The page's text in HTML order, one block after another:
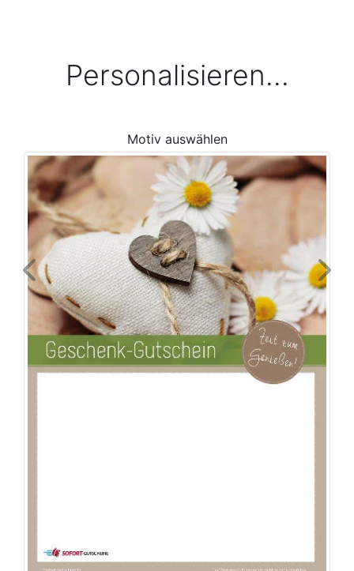
Personalisieren...
Motiv auswählen
Previous Next